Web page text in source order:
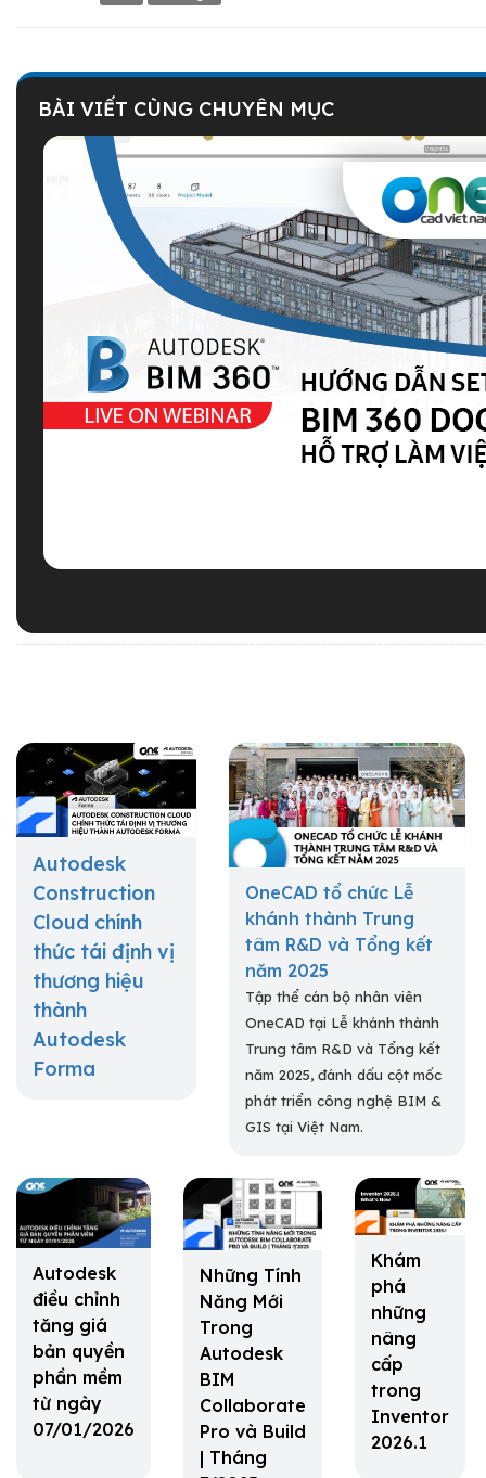
BÀI VIẾT CÙNG CHUYÊN MỤC
Autodesk
Construction
Cloud chính
thức tái định vị
thương hiệu
thành
Autodesk
Forma
OneCAD tổ chức Lễ
khánh thành Trung
tâm R&D và Tổng kết
năm 2025
Tập thể cán bộ nhân viên
OneCAD tại Lễ khánh thành
Trung tâm R&D và Tổng kết
năm 2025, đánh dấu cột mốc
phát triển công nghệ BIM &
GIS tại Việt Nam.
Autodesk
điều chỉnh
tăng giá
bản quyền
phần mềm
từ ngày
07/01/2026
Những Tính
Năng Mới
Trong
Autodesk
BIM
Collaborate
Pro và Build
| Tháng
Khám
phá
những
nâng
cấp
trong
Inventor
2026.1